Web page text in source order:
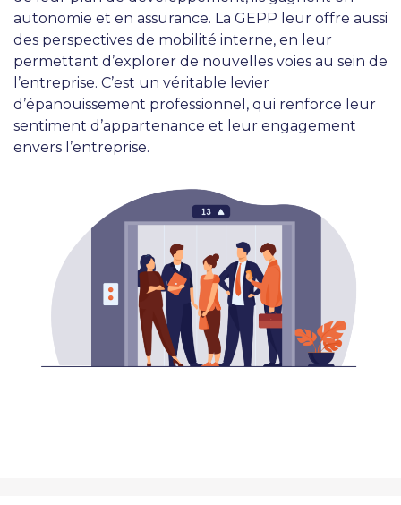
autonomie et en assurance. La GEPP leur offre aussi
des perspectives de mobilité interne, en leur
permettant d’explorer de nouvelles voies au sein de
l’entreprise. C’est un véritable levier
d’épanouissement professionnel, qui renforce leur
sentiment d’appartenance et leur engagement
envers l’entreprise.